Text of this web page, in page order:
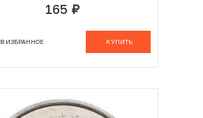
165 руб.
КУПИТЬ
В ИЗБРАННОЕ